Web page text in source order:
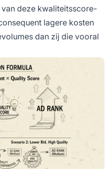
deze kwaliteitsscore-
lagere kosten
dan zij die vooral